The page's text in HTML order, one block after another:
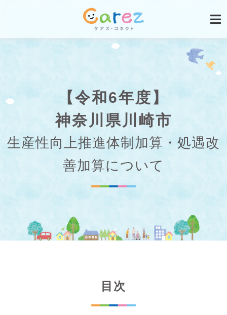
【令和6年度】
神奈川県川崎市
生産性向上推進体制加算・処遇改
善加算について
目次